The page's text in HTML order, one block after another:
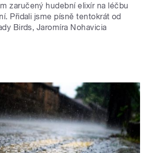
zaručený hudební elixír na léčbu
Přidali jsme písně tentokrát od
Birds, Jaromíra Nohavicia